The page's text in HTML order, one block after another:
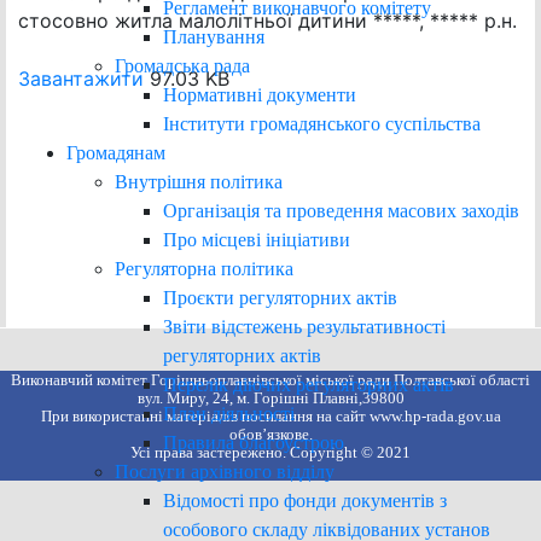
Регламент виконавчого комітету
Планування
Громадська рада
Нормативні документи
Інститути громадянського суспільства
Громадянам
Внутрішня політика
Організація та проведення масових заходів
Про місцеві ініціативи
Регуляторна політика
Проєкти регуляторних актів
Звіти відстежень результативності
регуляторних актів
Перелік діючих регуляторних актів
План діяльності
Правила благоустрою
Послуги архівного відділу
Відомості про фонди документів з
особового складу ліквідованих установ
стосовно житла малолітньої дитини *****, ***** р.н.
Завантажити97.03 KB
Виконавчий комітет Горішньоплавнівської міської ради Полтавської області
вул. Миру, 24, м. Горішні Плавні,39800
При використанні матеріалів посилання на сайт www.hp-rada.gov.ua
обов’язкове.
Усі права застережено. Copyright © 2021